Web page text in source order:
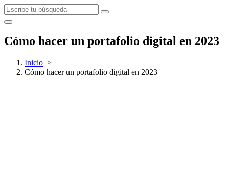
Cómo hacer un portafolio digital en 2023
Inicio >
Cómo hacer un portafolio digital en 2023